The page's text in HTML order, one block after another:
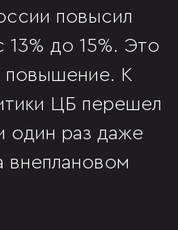
повысил
13% до 15%. Это
повышение. К
ЦБ перешел
один раз даже
внеплановом